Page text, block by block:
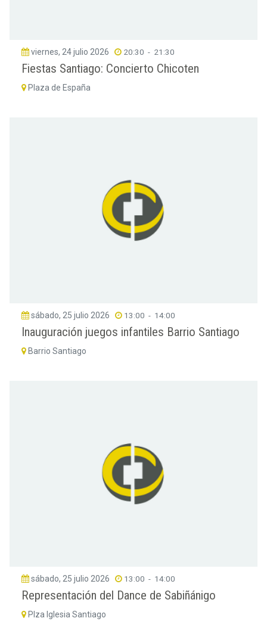
viernes, 24 julio 2026 20:30 - 21:30
Fiestas Santiago: Concierto Chicoten
Plaza de España
sábado, 25 julio 2026 13:00 - 14:00
Inauguración juegos infantiles Barrio Santiago
Barrio Santiago
sábado, 25 julio 2026 13:00 - 14:00
Representación del Dance de Sabiñánigo
Plza Iglesia Santiago